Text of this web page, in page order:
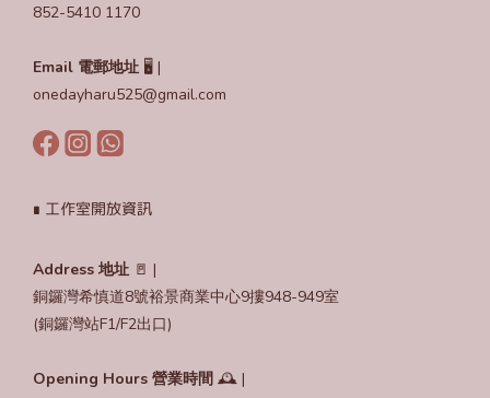
852-5410 1170
Email 電郵地址 🖥️ |
onedayharu525@gmail.com
∎ 工作室開放資訊
Address 地址 🚪 |
銅鑼灣希慎道8號裕景商業中心9摟948-949室
(銅鑼灣站F1/F2出口)
Opening Hours 營業時間 🕰️ |